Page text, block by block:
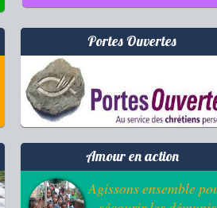
Portes Ouvertes
Amour en action
Agissons ensemble